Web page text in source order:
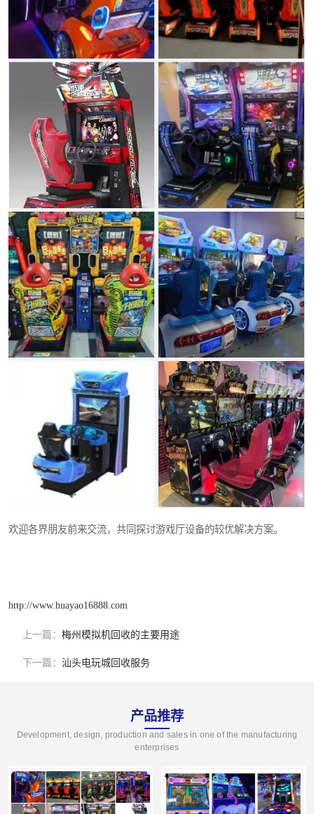
欢迎各界朋友前来交流，共同探讨游戏厅设备的较优解决方案。
http://www.huayao16888.com
上一篇： 梅州模拟机回收的主要用途
下一篇： 汕头电玩城回收服务
产品推荐
Development, design, production and sales in one of the manufacturing
enterprises